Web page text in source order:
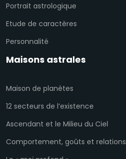
Portrait astrologique
Etude de caractères
Personnalité
Maisons astrales
Maison de planètes
12 secteurs de l’existence
Ascendant et le Milieu du Ciel
Comportement, goûts et relations